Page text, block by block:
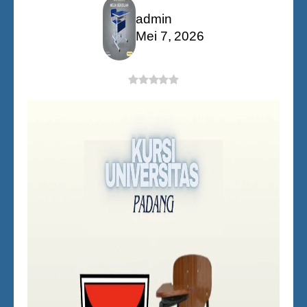
admin
Mei 7, 2026